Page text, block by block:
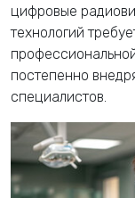
цифровые
технологий
постепенно
специалистов.